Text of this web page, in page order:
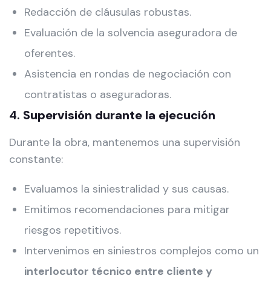
Redacción de cláusulas robustas.
Evaluación de la solvencia aseguradora de
oferentes.
Asistencia en rondas de negociación con
contratistas o aseguradoras.
4. Supervisión durante la ejecución
Durante la obra, mantenemos una supervisión
constante:
Evaluamos la siniestralidad y sus causas.
Emitimos recomendaciones para mitigar
riesgos repetitivos.
Intervenimos en siniestros complejos como un
interlocutor técnico entre cliente y